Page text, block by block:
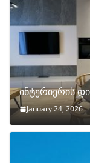
ინტერიერის
January 24, 2026